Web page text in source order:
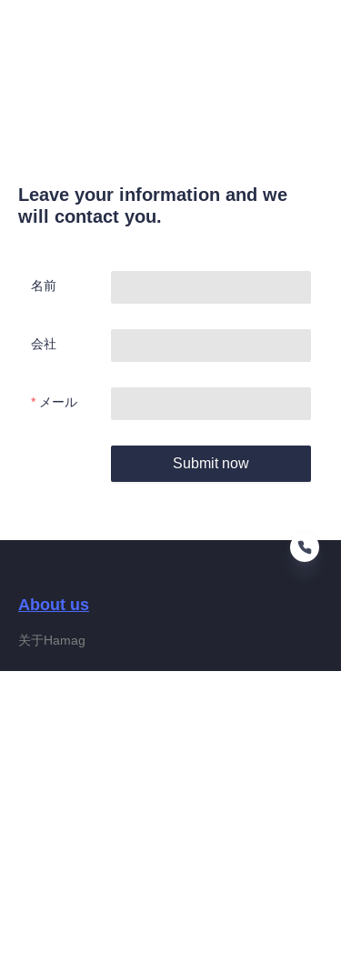
Leave your information and we
will contact you.
名前
会社
メール
Submit now
About us
关于Hamag
JP